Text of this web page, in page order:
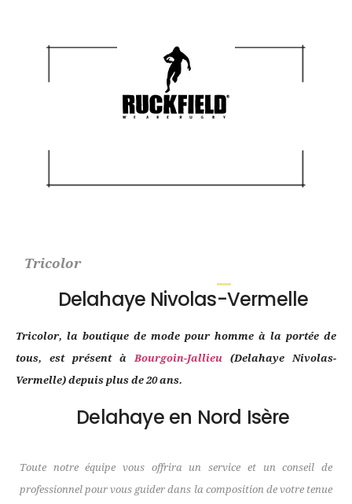
Delahaye en Nord Isère
Toute notre équipe vous offrira un service et un conseil de
professionnel pour vous guider dans la composition de votre tenue
Tricolor
Delahaye Nivolas-Vermelle
Tricolor, la boutique de mode pour homme à la portée de
tous, est présent àBourgoin-Jallieu (Delahaye Nivolas-
Vermelle) depuis plus de 20 ans.